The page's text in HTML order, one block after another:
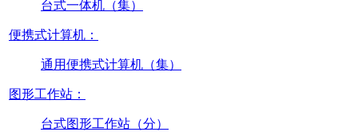
台式一体机（集）
便携式计算机：
通用便携式计算机（集）
图形工作站：
台式图形工作站（分）